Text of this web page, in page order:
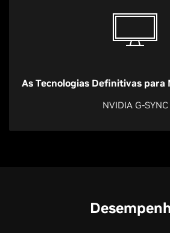
As Tecnologias Definitivas para
NVIDIA G-SYNC